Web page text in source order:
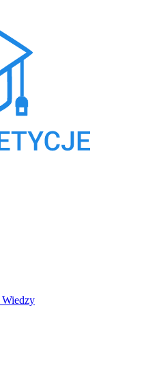
Wiedzy